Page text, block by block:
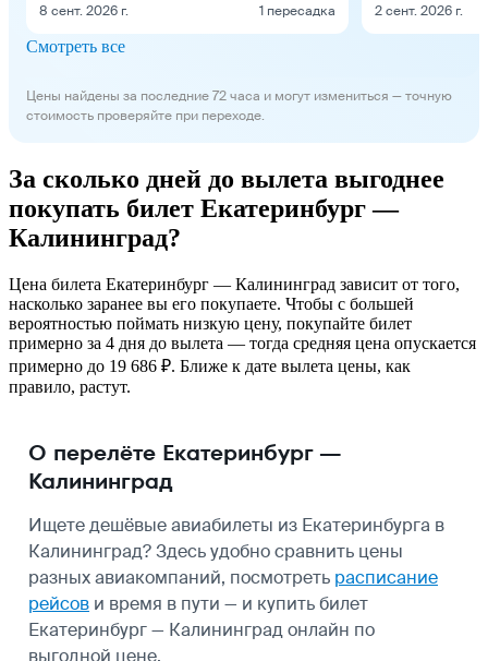
8 сент. 2026 г. 1 пересадка 2 сент. 2026 г.
Смотреть все
Цены найдены за последние 72 часа и могут измениться — точную
стоимость проверяйте при переходе.
За сколько дней до вылета выгоднее
покупать билет Екатеринбург —
Калининград?
Цена билета Екатеринбург — Калининград зависит от того,
насколько заранее вы его покупаете. Чтобы с большей
вероятностью поймать низкую цену, покупайте билет
примерно за 4 дня до вылета — тогда средняя цена опускается
примерно до 19 686 ₽. Ближе к дате вылета цены, как
правило, растут.
О перелёте Екатеринбург —
Калининград
Ищете дешёвые авиабилеты из Екатеринбурга в
Калининград? Здесь удобно сравнить цены
разных авиакомпаний, посмотреть расписание
рейсов и время в пути — и купить билет
Екатеринбург — Калининград онлайн по
выгодной цене.